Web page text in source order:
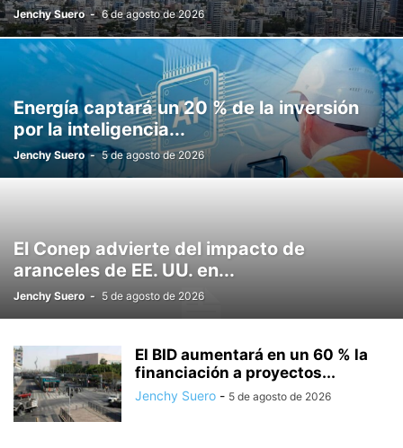
Jenchy Suero - 6 de agosto de 2026
Energía captará un 20 % de la inversión
por la inteligencia...
Jenchy Suero - 5 de agosto de 2026
El Conep advierte del impacto de
aranceles de EE. UU. en...
Jenchy Suero - 5 de agosto de 2026
El BID aumentará en un 60 % la
financiación a proyectos...
Jenchy Suero - 5 de agosto de 2026